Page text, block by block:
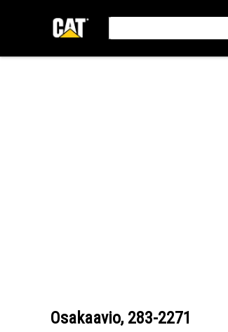
Osakaavio, 283-2271